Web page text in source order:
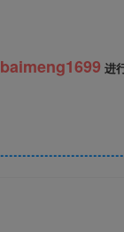
baimeng1699 进